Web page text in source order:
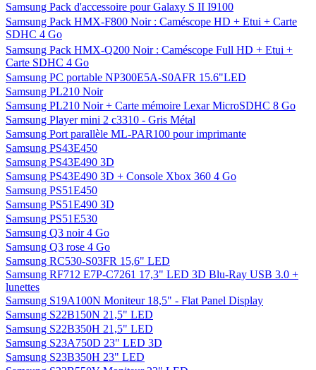
Samsung Pack d'accessoire pour Galaxy S II I9100
Samsung Pack HMX-F800 Noir : Caméscope HD + Etui + Carte
SDHC 4 Go
Samsung Pack HMX-Q200 Noir : Caméscope Full HD + Etui +
Carte SDHC 4 Go
Samsung PC portable NP300E5A-S0AFR 15.6"LED
Samsung PL210 Noir
Samsung PL210 Noir + Carte mémoire Lexar MicroSDHC 8 Go
Samsung Player mini 2 c3310 - Gris Métal
Samsung Port parallèle ML-PAR100 pour imprimante
Samsung PS43E450
Samsung PS43E490 3D
Samsung PS43E490 3D + Console Xbox 360 4 Go
Samsung PS51E450
Samsung PS51E490 3D
Samsung PS51E530
Samsung Q3 noir 4 Go
Samsung Q3 rose 4 Go
Samsung RC530-S03FR 15,6" LED
Samsung RF712 E7P-C7261 17,3" LED 3D Blu-Ray USB 3.0 +
lunettes
Samsung S19A100N Moniteur 18,5" - Flat Panel Display
Samsung S22B150N 21,5" LED
Samsung S22B350H 21,5" LED
Samsung S23A750D 23" LED 3D
Samsung S23B350H 23" LED